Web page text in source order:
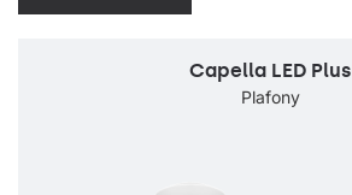
Capella LED Plus
Plafony